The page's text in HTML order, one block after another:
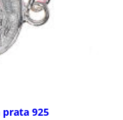
925